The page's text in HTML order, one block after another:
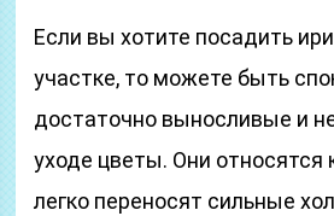
Если вы хотите посадить
участке, то можете быть
достаточно выносливые и
уходе цветы. Они относятся
легко переносят сильные